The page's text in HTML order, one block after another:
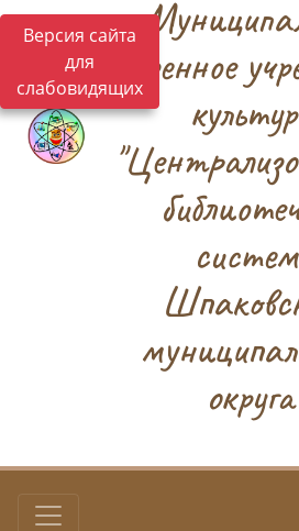
Версия сайта
для
слабовидящихказенное